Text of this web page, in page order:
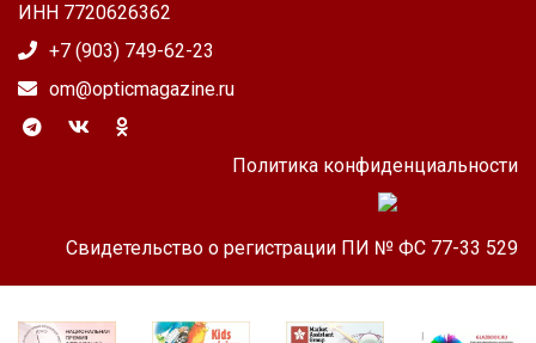
ИНН 7720626362
+7 (903) 749-62-23
om@opticmagazine.ru
Политика конфиденциальности
Свидетельство о регистрации ПИ № ФС 77-33 529